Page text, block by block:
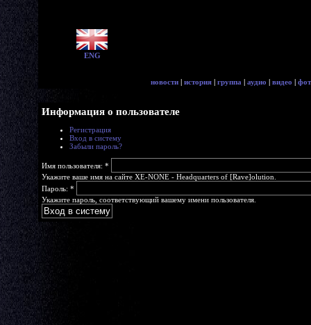
ENG
новости | история | группа | аудио | видео |
Информация о пользователе
Регистрация
Вход в систему
Забыли пароль?
Имя пользователя: *
Укажите ваше имя на сайте XE-NONE - Headquarters of [Rave]olution.
Пароль: *
Укажите пароль, соответствующий вашему имени пользователя.